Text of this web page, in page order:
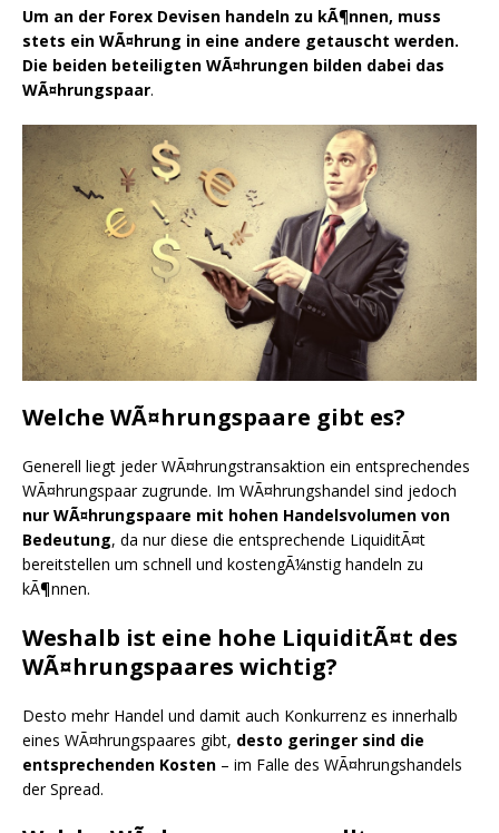
Um an der Forex Devisen handeln zu kÃ¶nnen, muss
stets ein WÃ¤hrung in eine andere getauscht werden.
Die beiden beteiligten WÃ¤hrungen bilden dabei das
WÃ¤hrungspaar.
Welche WÃ¤hrungspaare gibt es?
Generell liegt jeder WÃ¤hrungstransaktion ein entsprechendes
WÃ¤hrungspaar zugrunde. Im WÃ¤hrungshandel sind jedoch
nur WÃ¤hrungspaare mit hohen Handelsvolumen von
Bedeutung, da nur diese die entsprechende LiquiditÃ¤t
bereitstellen um schnell und kostengÃ¼nstig handeln zu
kÃ¶nnen.
Weshalb ist eine hohe LiquiditÃ¤t des
WÃ¤hrungspaares wichtig?
Desto mehr Handel und damit auch Konkurrenz es innerhalb
eines WÃ¤hrungspaares gibt, desto geringer sind die
entsprechenden Kosten – im Falle des WÃ¤hrungshandels
der Spread.